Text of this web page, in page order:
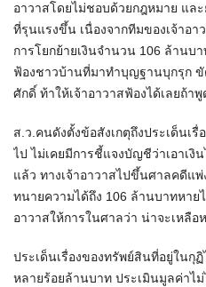
อาวาสโดยไม่ชอบด้วยกฎหมาย แล
ที่รุนแรงขึ้น เนื่องจากทีมของเจ้าอ
การโยกย้ายเงินจำนวน 106 ล้าน
ฟ้องชาวบ้านที่มาทำบุญฐานบุกรุก ขั
ศักดิ์ ท้าให้เจ้าอาวาสฟ้องได้เลยถ้าพู
ส.ว.คนดังตั้งข้อสังเกตุถึงประเด็นเ
ไป ไม่เคยมีการชี้แจงบัญชีว่าเอาเงิ
แล้ว ทางเจ้าอาวาสไปขึ้นศาลคดีแ
ทนายความได้ถึง 106 ล้านบาทหาย
อาวาสให้การในศาลว่า น่าจะเหลื
ประเด็นเรื่องของทรัพย์สินที่อยู่ในกุ
หลายร้อยล้านบาท ประเมินมูลค่าไ